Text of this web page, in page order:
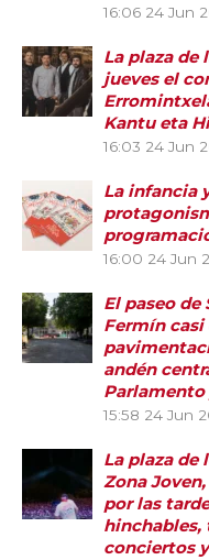
16:06 24 Jun
La plaza de
jueves el
Kantu eta
16:03 24 Jun
La infancia
16:00 24 Jun
El paseo de
Fermín
andén
15:58 24 Jun
La plaza de
Zona
por las
hinchables,
conciertos